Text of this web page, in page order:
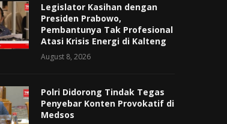
Legislator Kasihan dengan
Presiden Prabowo,
Pembantunya Tak Profesional
Atasi Krisis Energi di Kalteng
August 8, 2026
Polri Didorong Tindak Tegas
Penyebar Konten Provokatif di
Medsos